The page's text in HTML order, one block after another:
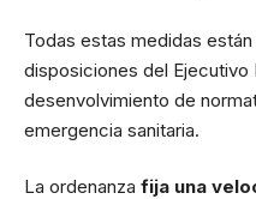
Todas estas medidas
disposiciones del Ejecutivo
desenvolvimiento de
emergencia sanitaria.
La ordenanza fija una